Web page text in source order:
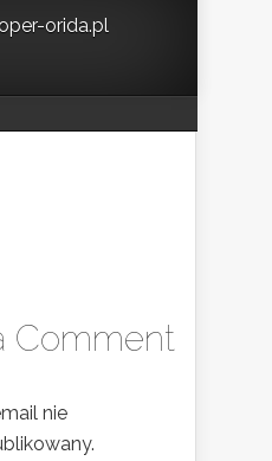
orida.pl
Comment
nie